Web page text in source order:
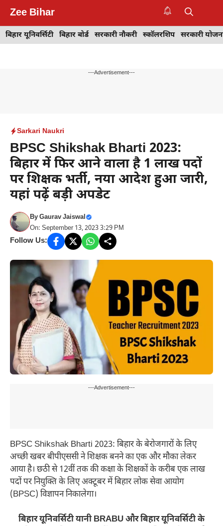
content
Zee Bihar
बिहार यूनिवर्सिटी बिहार बोर्ड सरकारी नौकरी स्कॉलरशिप सरकारी
---Advertisement---
Sarkari Naukri
BPSC Shikshak Bharti 2023:
बिहार में फिर आने वाला है 1 लाख पदों
पर शिक्षक भर्ती, नया आदेश हुआ जारी,
यहां पढ़ें बड़ी अपडेट
ByGaurav Jaiswal
On: September 13, 2023 3:29 PM
Follow Us:
---Advertisement---
BPSC Shikshak Bharti 2023: बिहार के बेरोजगारों के लिए
अच्छी खबर बीपीएससी ने शिक्षक बनने का एक और मौका लेकर
आया है। छठी से 12वीं तक की कक्षा के शिक्षकों के करीब एक लाख
पदों पर नियुक्ति के लिए अक्टूबर में बिहार लोक सेवा आयोग
(BPSC) विज्ञापन निकालेगा।
बिहार यूनिवर्सिटी यानी BRABU और बिहार यूनिवर्सिटी के